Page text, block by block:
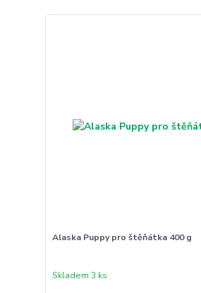
Alaska Puppy pro štěňátka 400 g
Skladem 3 ks